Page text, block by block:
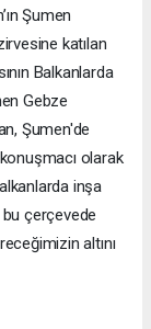
Şumen
katılan
Balkanlarda
Gebze
Şumen'de
olarak
inşa
çerçevede
altını